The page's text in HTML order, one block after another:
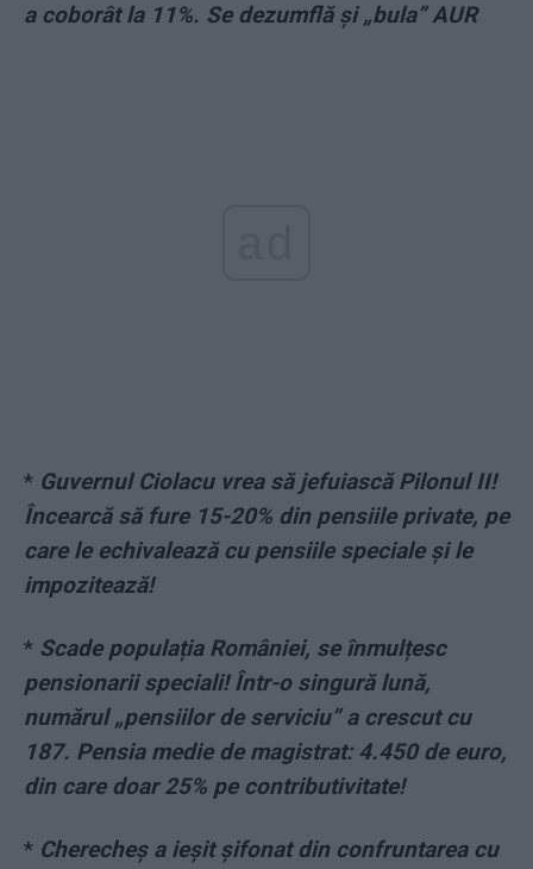
a coborât la 11%. Se dezumflă și „bula” AUR
* Guvernul Ciolacu vrea să jefuiască Pilonul II!
Încearcă să fure 15-20% din pensiile private, pe
care le echivalează cu pensiile speciale și le
impozitează!
* Scade populația României, se înmulțesc
pensionarii speciali! Într-o singură lună,
numărul „pensiilor de serviciu” a crescut cu
187. Pensia medie de magistrat: 4.450 de euro,
din care doar 25% pe contributivitate!
* Cherecheș a ieșit șifonat din confruntarea cu